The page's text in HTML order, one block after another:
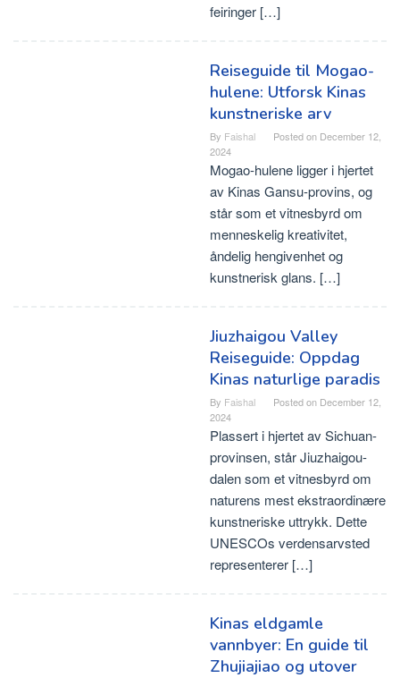
feiringer […]
Reiseguide til Mogao-
hulene: Utforsk Kinas
kunstneriske arv
By Faishal Posted on December 12,
2024
Mogao-hulene ligger i hjertet
av Kinas Gansu-provins, og
står som et vitnesbyrd om
menneskelig kreativitet,
åndelig hengivenhet og
kunstnerisk glans. […]
Jiuzhaigou Valley
Reiseguide: Oppdag
Kinas naturlige paradis
By Faishal Posted on December 12,
2024
Plassert i hjertet av Sichuan-
provinsen, står Jiuzhaigou-
dalen som et vitnesbyrd om
naturens mest ekstraordinære
kunstneriske uttrykk. Dette
UNESCOs verdensarvsted
representerer […]
Kinas eldgamle
vannbyer: En guide til
Zhujiajiao og utover